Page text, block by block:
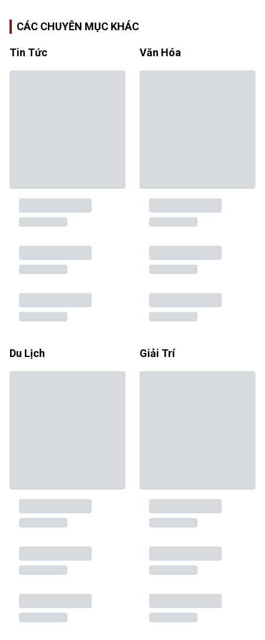
CÁC CHUYÊN MỤC KHÁC
Tin Tức Văn Hóa
Du Lịch Giải Trí